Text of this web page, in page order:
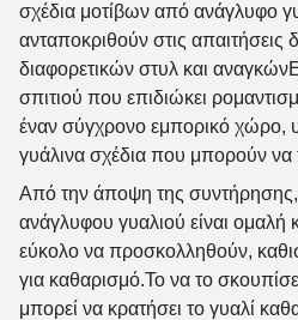
σχέδια μοτίβων από ανάγλυφο
ανταποκριθούν στις απαιτήσεις
διαφορετικών στυλ και
σπιτιού που επιδιώκει
έναν σύγχρονο εμπορικό χώρο,
γυάλινα σχέδια που μπορούν να
Από την άποψη της συντήρησης,
ανάγλυφου γυαλιού είναι ομαλή
εύκολο να προσκολληθούν,
για καθαρισμό.Το να το
μπορεί να κρατήσει το γυαλί